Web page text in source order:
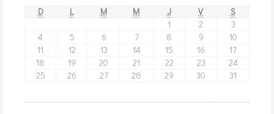
D L M M J V
S
1
2
3
4
5 6 7 8 9
10
11
12 13 14 15 16
17
18
19 20 21 22 23
24
25
26 27 28 29 30 31